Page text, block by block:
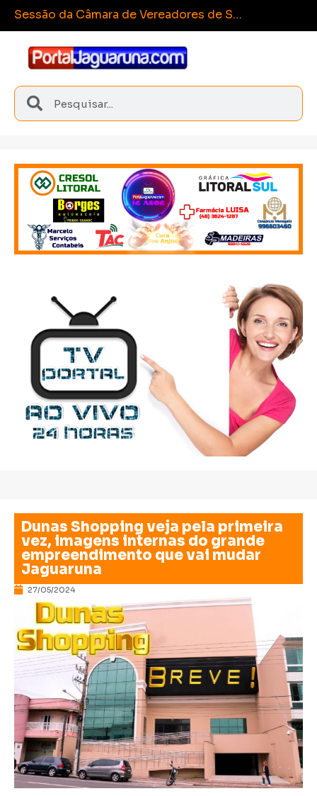
Esporte e integração marcam Sangão conquista medalhas inéditas nos Joguinhos Abertos de Santa Catarina
Dunas Shopping veja pela primeira
vez, imagens internas do grande
empreendimento que vai mudar
Jaguaruna
27/05/2024